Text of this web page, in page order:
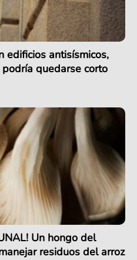
edificios antisísmicos,
quedarse corto
Un hongo del
residuos del arroz